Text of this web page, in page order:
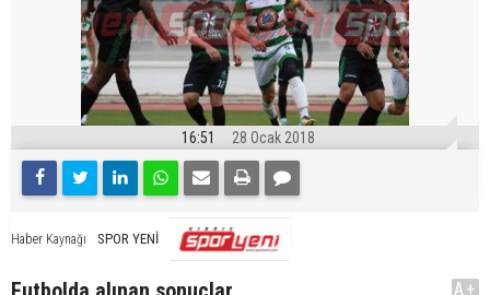
16:51 28 Ocak 2018
Haber Kaynağı SPOR YENİ
A+